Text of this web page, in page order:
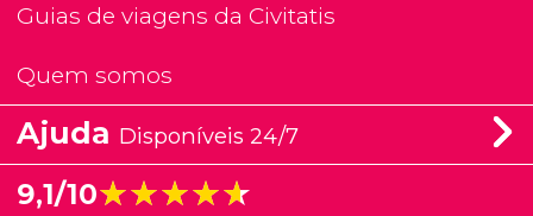
Guias de viagens da Civitatis
Quem somos
Ajuda Disponíveis 24/7
9,1/10★★★★★
★★★★★